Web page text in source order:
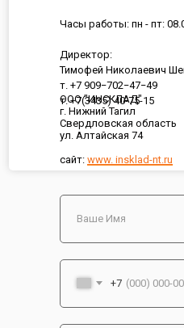
ООО "ИНСКЛАД"
г. Нижний Тагил
Свердловская область
ул. Алтайская 74
сайт: www. insklad-nt.ru
Часы работы: пн - пт:
Директор:
Тимофей Николаевич
т. +7 909−702−47−49
т. +7(3435) 40-75-15
+7